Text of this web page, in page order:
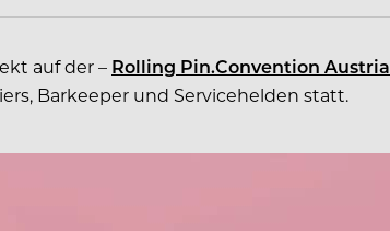
auf der – Rolling Pin.Convention Austria
Barkeeper und Servicehelden statt.